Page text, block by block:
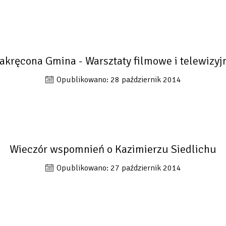
Gmina - Warsztaty filmowe i
Opublikowano: 28 październik 2014
Wieczór wspomnień o Kazimierzu Siedlichu
Opublikowano: 27 październik 2014